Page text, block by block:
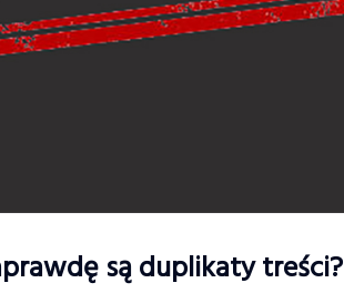
są duplikaty treści?